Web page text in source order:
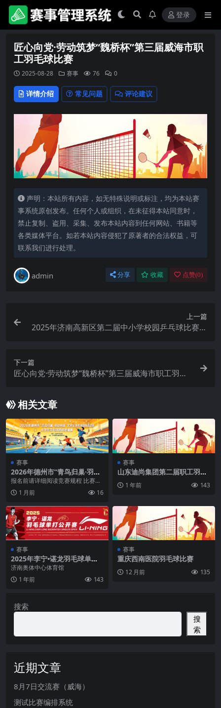
登录
匠心向党·劳动筑梦“魏桥杯”第三届威海市职
工羽毛球比赛
2025-08-28 赛事 76 0
详情介绍 常见问题 评论建议
声明：本站所有内容，如无特殊说明或标注，均为本站赛
事系统原创发布。任何个人或组织，在未征得本站同意时，
禁止复制、盗用、采集、发布本站内容到任何网站、书籍等
各类媒体平台。如若本站内容侵犯了原著者的合法权益，可
联系我们进行处理。
admin 分享 收藏 点赞(0)
上一篇
2025年济南高新区第二届中小学校园乒乓球比赛模
下一篇
匠心向党·劳动筑梦“魏桥杯”第三届威海市职工羽毛
相关文章
赛事
2026年德州市“青鸟归巢·羽动
州城”大学生羽毛球团体邀请赛
报名前请详细阅读竞赛规程 比赛时
间：2026年7月29日 比赛地址：宁
津县熏风星...
1 月前 16
赛事
山东迪尚集团第二届职工羽毛
1 年前 143
赛事
2025年李宁•谌龙羽毛球单打
公开赛（济南站）
济南奥体中心体育馆
1 年前
143
赛事
重庆西南医院羽毛球比赛
12 月前 135
搜索
搜
索
近期文章
8月7日交流赛（威海）
测试比赛编排系统